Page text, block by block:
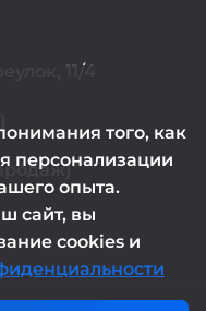
11/4
того, как
персонализации
опыта.
сайт, вы
cookies и